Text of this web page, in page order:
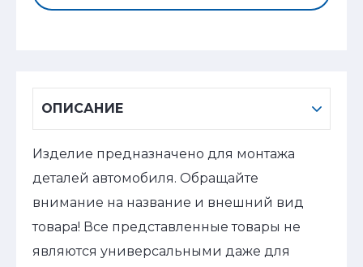
ОПИСАНИЕ
Изделие предназначено для монтажа
деталей автомобиля. Обращайте
внимание на название и внешний вид
товара! Все представленные товары не
являются универсальными даже для